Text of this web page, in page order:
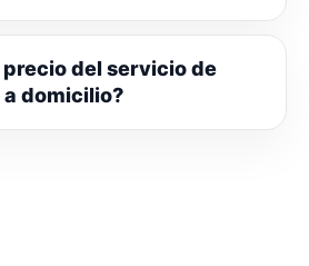
precio del servicio de
domicilio?